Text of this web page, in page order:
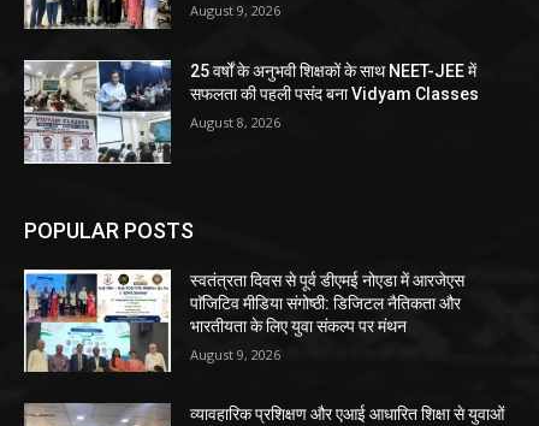
August 9, 2026
25 वर्षों के अनुभवी शिक्षकों के साथ NEET-JEE में
सफलता की पहली पसंद बना Vidyam Classes
August 8, 2026
POPULAR POSTS
स्वतंत्रता दिवस से पूर्व डीएमई नोएडा में आरजेएस
पाॅजिटिव मीडिया संगोष्ठी: डिजिटल नैतिकता और
भारतीयता के लिए युवा संकल्प पर मंथन
August 9, 2026
व्यावहारिक प्रशिक्षण और एआई आधारित शिक्षा से युवाओं